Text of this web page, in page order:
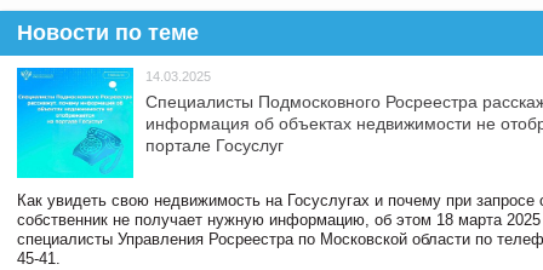
Новости по теме
14.03.2025
Специалисты Подмосковного Росреестра
информация об объектах недвижимости не
портале Госуслуг
Как увидеть свою недвижимость на Госуслугах и почему при запросе
собственник не получает нужную информацию, об этом 18 марта 2025
специалисты Управления Росреестра по Московской области по
45-41.